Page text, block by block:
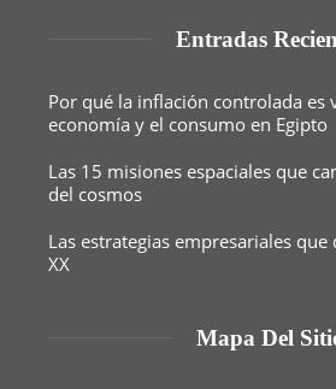
Entradas
Por qué la inflación controlada es
economía y el consumo en Egipto
Las 15 misiones espaciales que
del cosmos
Las estrategias empresariales
XX
Mapa Del